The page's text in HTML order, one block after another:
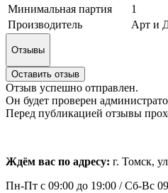
Минимальная партия
1
Производитель
Арт и
Отзывы
Оставить отзыв
Отзыв успешно отправлен.
Он будет проверен
Перед публикацией отзывы
Ждём вас по адресу: г. Томск,
Пн-Пт с 09:00 до 19:00 /Сб-Вс